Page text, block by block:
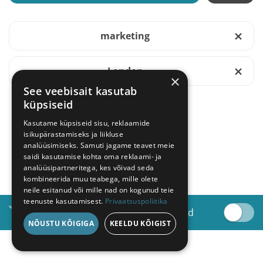
marketing
London
NÄITA ROHKEM
Saada minu e-postile sarnaseid töid
×
See veebisait kasutab
küpsiseid
Kasutame küpsiseid sisu, reklaamide
isikupärastamiseks ja liikluse
analüüsimiseks. Samuti jagame teavet meie
saidi kasutamise kohta oma reklaami- ja
analüüsipartneritega, kes võivad seda
kombineerida muu teabega, mille olete
neile esitanud või mille nad on kogunud teie
teenuste kasutamisest. Privaatsuspoliitika
NÕUSTU KÕIGIGA KEELDU KÕIGIST